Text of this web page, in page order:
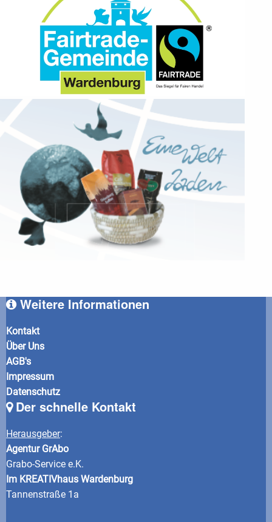
Weitere Informationen
Kontakt
Über Uns
AGB's
Impressum
Datenschutz
Der schnelle Kontakt
Herausgeber:
Agentur GrAbo
Grabo-Service e.K.
Im KREATIVhaus Wardenburg
Tannenstraße 1a